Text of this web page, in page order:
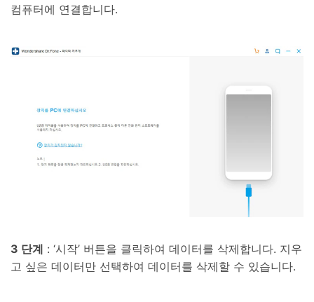
컴퓨터에 연결합니다.
3 단계 : ‘시작’ 버튼을 클릭하여 데이터를 삭제합니다. 지우
고 싶은 데이터만 선택하여 데이터를 삭제할 수 있습니다.